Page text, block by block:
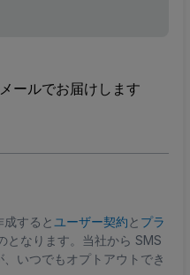
ールでお届けします
すると ユーザー契約と プラ
となります。当社から SMS
いつでもオプトアウトでき